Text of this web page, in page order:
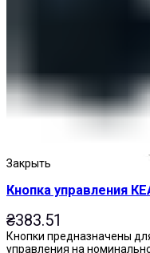
Закрыть
Кнопка управления
₴383.51
Кнопки предназначены
управления на